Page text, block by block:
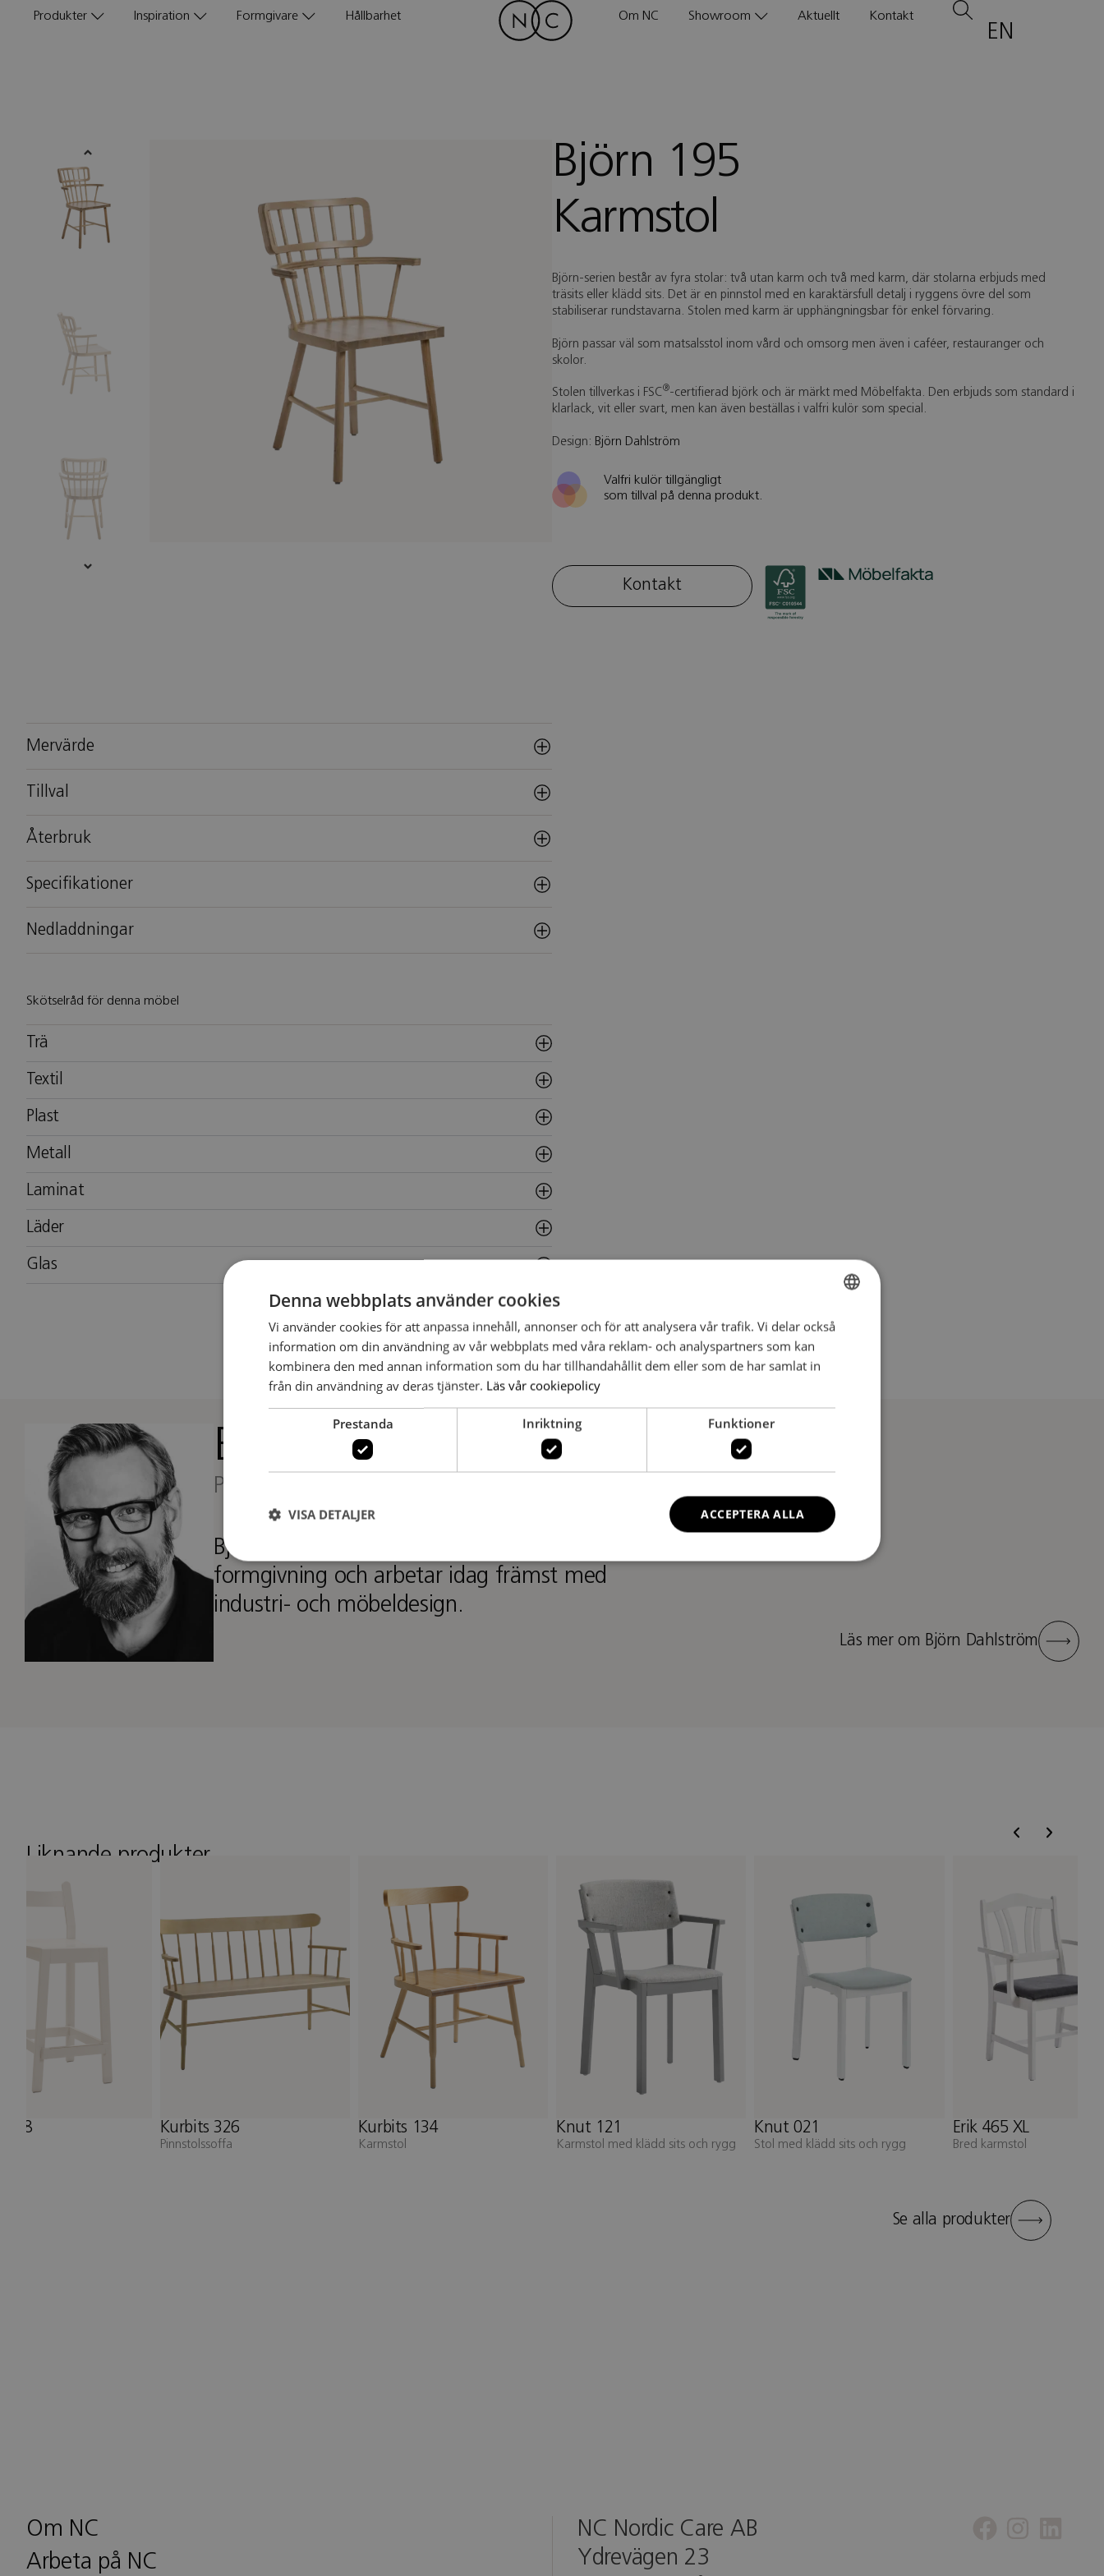
Produkter Inspiration Formgivare Hållbarhet Om NC Showroom Aktuellt Kontakt
EN
Mervärde
Tillval
Återbruk
Specifikationer
Nedladdningar
Skötselråd för denna möbel
Trä
Textil
Plast
Metall
Laminat
Läder
Glas
Björn 195
Karmstol
Björn-serien består av fyra stolar: två utan karm och två med karm, där stolarna erbjuds med
träsits eller klädd sits. Det är en pinnstol med en karaktärsfull detalj i ryggens övre del som
stabiliserar rundstavarna. Stolen med karm är upphängningsbar för enkel förvaring.
Björn passar väl som matsalsstol inom vård och omsorg men även i caféer, restauranger och
skolor.
Stolen tillverkas i FSC®-certifierad björk och är märkt med Möbelfakta. Den erbjuds som standard i
klarlack, vit eller svart, men kan även beställas i valfri kulör som special.
Design: Björn Dahlström
Valfri kulör tillgängligt
som tillval på denna produkt.
Kontakt
Björn Dahlström
Produktformgivare och grafisk designer
Björn startade eget företag 1982 inom grafisk
formgivning och arbetar idag främst med
industri- och möbeldesign.
Läs mer om Björn Dahlström
Liknande produkter
Kurbits 134 Knut 121
Karmstol med klädd sits och rygg Stol med klädd sits och rygg Bred karmstol
Erik 463
Se alla produkter
Om NC
Arbeta på NC
NC Nordic Care AB
Ydrevägen 23
SWEDISH
SWEDISH
Denna webbplats använder cookies
Vi använder cookies för att anpassa innehåll, annonser och för att analysera vår trafik. Vi delar också
information om din användning av vår webbplats med våra reklam- och analyspartners som kan
kombinera den med annan information som du har tillhandahållit dem eller som de har samlat in
från din användning av deras tjänster. Läs vår cookiepolicy
Prestanda Inriktning Funktioner
ACCEPTERA ALLA
VISA DETALJER